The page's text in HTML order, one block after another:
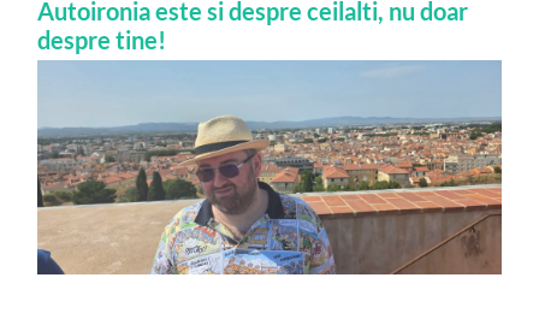
Autoironia este si despre ceilalti, nu doar
despre tine!